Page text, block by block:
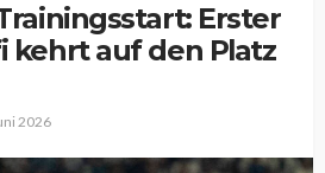
Erster
kehrt auf den Platz
2026